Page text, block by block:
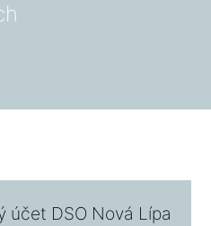
účet DSO Nová Lípa